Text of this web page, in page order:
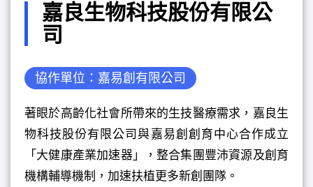
嘉良生物科技股份有限公
司
協作單位：嘉易創有限公司
著眼於高齡化社會所帶來的生技醫療需求，嘉良生
物科技股份有限公司與嘉易創創育中心合作成立
「大健康產業加速器」，整合集團豐沛資源及創育
機構輔導機制，加速扶植更多新創團隊。